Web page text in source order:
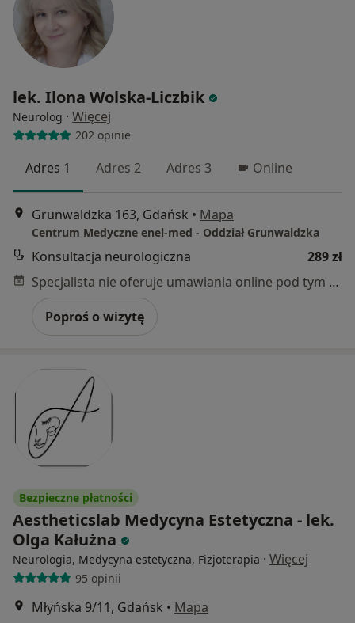
lek. Ilona Wolska-Liczbik
Neurolog · Więcej
202 opinie
Adres 1 Adres 2 Adres 3 Online
Grunwaldzka 163, Gdańsk • Mapa
Centrum Medyczne enel-med - Oddział Grunwaldzka
Konsultacja neurologiczna
289 zł
Specjalista nie oferuje umawiania online pod tym adresem.
Poproś o wizytę
Bezpieczne płatności
Aestheticslab Medycyna Estetyczna - lek.
Olga Kałużna
Neurologia, Medycyna estetyczna, Fizjoterapia · Więcej
95 opinii
Młyńska 9/11, Gdańsk • Mapa